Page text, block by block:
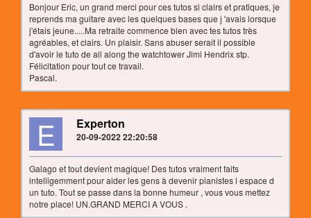
Bonjour Eric, un grand merci pour ces tutos si clairs et pratiques, je
reprends ma guitare avec les quelques bases que j 'avais lorsque
j'étais jeune.....Ma retraite commence bien avec tes tutos très
agréables, et clairs. Un plaisir. Sans abuser serait il possible
d'avoir le tuto de all along the watchtower Jimi Hendrix stp.
Félicitation pour tout ce travail.
Pascal.
E Experton
20-09-2022 22:20:58
Galago et tout devient magique! Des tutos vraiment faits
intelligemment pour aider les gens à devenir pianistes l espace d
un tuto. Tout se passe dans la bonne humeur , vous vous mettez
notre place! UN.GRAND MERCI A VOUS .